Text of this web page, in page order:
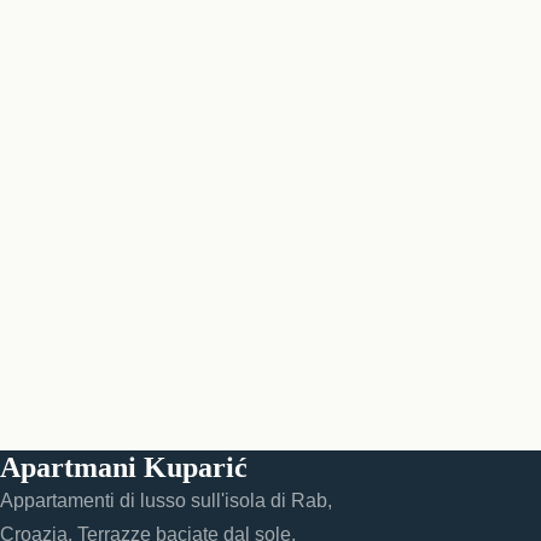
Apartmani Kuparić
Appartamenti di lusso sull'isola di Rab,
Croazia. Terrazze baciate dal sole,